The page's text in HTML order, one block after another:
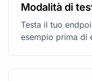
Modalità di
Testa il tuo
esempio prima di